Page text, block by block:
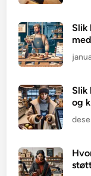
Slik
Slik
og